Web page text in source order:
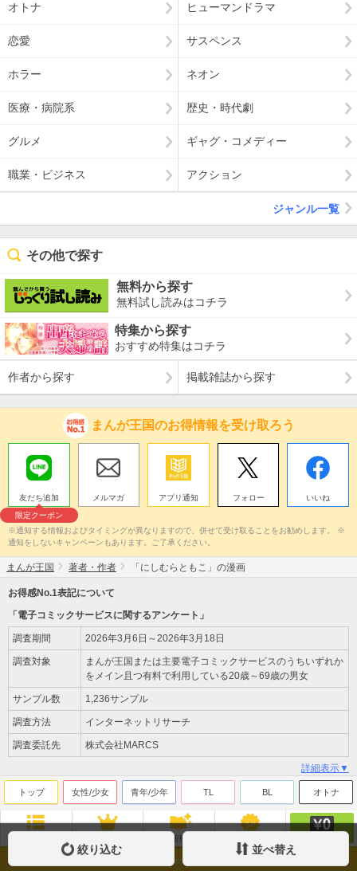
オトナ ヒューマンドラマ
恋愛 サスペンス
ホラー ネオン
医療・病院系 歴史・時代劇
グルメ ギャグ・コメディー
職業・ビジネス アクション
ジャンル一覧
その他で探す
無料から探す
無料試し読みはコチラ
特集から探す
おすすめ特集はコチラ
作者から探す 掲載雑誌から探す
まんが王国のお得情報を受け取ろう
友だち追加
限定クーポン
メルマガ アプリ通知 フォロー いいね
※通知する情報およびタイミングが異なりますので、併せて受け取ることをお勧めします。 ※
通知をしないキャンペーンもあります。ご了承ください。
まんが王国 著者・作者 「にしむらともこ」の漫画
絞り込む 並べ替え
お得感No.1表記について
「電子コミックサービスに関するアンケート」
調査期間 2026年3月6日～2026年3月18日
調査対象
まんが王国または主要電子コミックサービスのうちいずれか
をメイン且つ有料で利用している20歳～69歳の男女
サンプル数 1,236サンプル
調査方法 インターネットリサーチ
調査委託先 株式会社MARCS
詳細表示▼
トップ 女性/少女 青年/少年 TL BL オトナ
新刊
Copyright(c)Beaglee Inc. All Rights Reserved.